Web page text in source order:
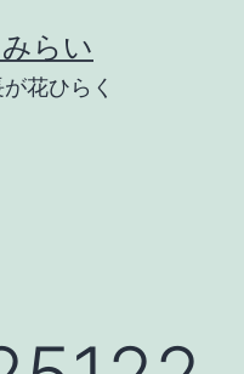
らい
花ひらく